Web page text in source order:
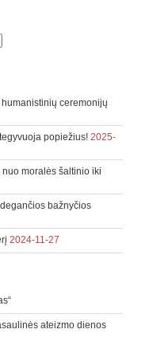
ceremonijų
popiežius! 2025-
moralės šaltinio iki
bažnyčios
2024-11-27
ateizmo dienos